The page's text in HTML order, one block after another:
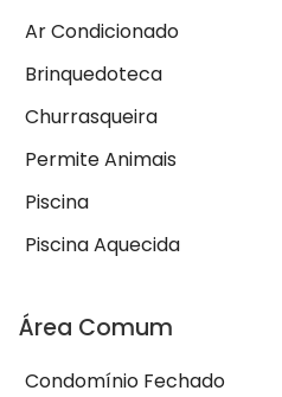
Ar Condicionado
Brinquedoteca
Churrasqueira
Permite Animais
Piscina
Piscina Aquecida
Área Comum
Condomínio Fechado